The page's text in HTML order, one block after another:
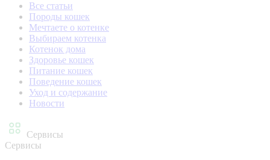
Все статьи
Породы кошек
Мечтаете о котенке
Выбираем котенка
Котенок дома
Здоровье кошек
Питание кошек
Поведение кошек
Уход и содержание
Новости
Сервисы
Сервисы